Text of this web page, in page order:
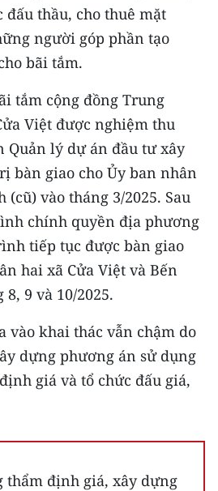
thầu, cho thuê mặt
người góp phần tạo
bãi tắm.
tắm cộng đồng Trung
Việt được nghiệm thu
Quản lý dự án đầu tư xây
bàn giao cho Ủy ban nhân
vào tháng 3/2025. Sau
chính quyền địa phương
tiếp tục được bàn giao
hai xã Cửa Việt và Bến
9 và 10/2025.
vào khai thác vẫn chậm do
dựng phương án sử dụng
giá và tổ chức đấu giá,
thẩm định giá, xây dựng